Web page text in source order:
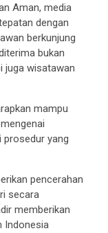
Aman, media
dengan
berkunjung
bukan
juga wisatawan
mampu
prosedur yang
pencerahan
secara
memberikan
Indonesia